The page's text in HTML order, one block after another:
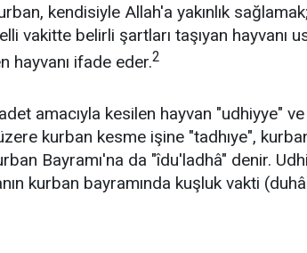
kendisiyle Allah'a yakınlık
vakitte belirli şartları taşıyan hayvanı
hayvanı ifade eder.2
amacıyla kesilen hayvan "udhiyye" ve
kurban kesme işine "tadhıye",
Bayramı'na da "îdu'ladhâ" denir.
kurban bayramında kuşluk vakti